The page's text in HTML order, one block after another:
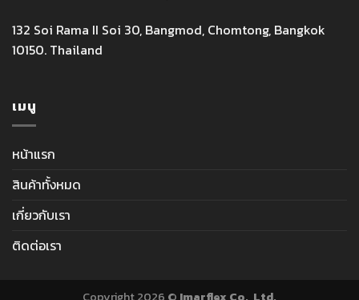
132 Soi Rama II Soi 30, Bangmod, Chomtong, Bangkok
10150. Thailand
เมนู
หน้าแรก
สินค้าทั้งหมด
เกี่ยวกับเรา
ติดต่อเรา